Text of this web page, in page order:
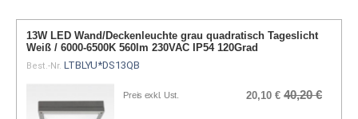
13W LED Wand/Deckenleuchte grau quadratisch Tageslicht
Weiß / 6000-6500K 560lm 230VAC IP54 120Grad
Best.-Nr. LTBLYU*DS13QB
Preis exkl. Ust. 20,10 € 40,20 €